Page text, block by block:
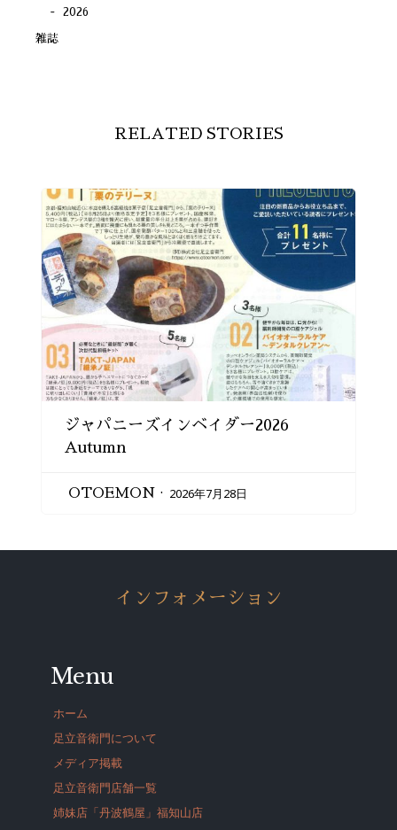
2026
雑誌
RELATED STORIES
ジャパニーズインベイダー2026
Autumn
OTOEMON 2026年7月28日
インフォメーション
Menu
ホーム
足立音衛門について
メディア掲載
足立音衛門店舗一覧
姉妹店「丹波鶴屋」福知山店